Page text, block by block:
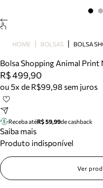
Bolsa
Tamanco
Tênis
Mule
Tire dúvidas sobre
Meus pedidos
Acompanhe seus
HOME BOLSAS
Bolsa Shopping Animal Print
R$ 499,90
ou 5x de R$99,98 sem juros
Receba atéR$ 59,99de cashback
Saiba mais
Produto indisponível
Ver